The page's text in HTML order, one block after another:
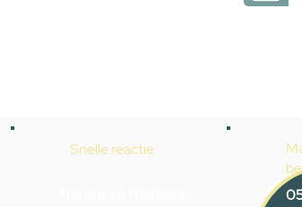
Snelle reactie